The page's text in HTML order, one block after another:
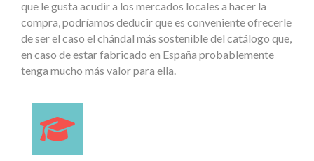
que le gusta acudir a los mercados locales a hacer la
compra, podríamos deducir que es conveniente ofrecerle
de ser el caso el chándal más sostenible del catálogo que,
en caso de estar fabricado en España probablemente
tenga mucho más valor para ella.